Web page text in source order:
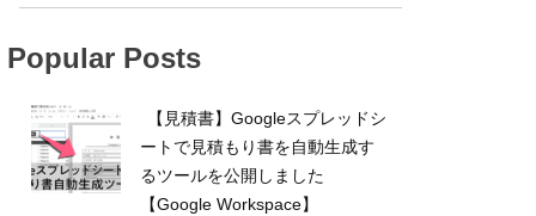
Popular Posts
【見積書】Googleスプレッドシ
ートで見積もり書を自動生成す
るツールを公開しました
【Google Workspace】